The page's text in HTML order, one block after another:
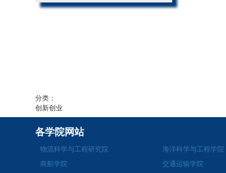
分类：
创新创业
各学院网站
物流科学与工程研究院
海洋科学与工程学院
商船学院
交通运输学院